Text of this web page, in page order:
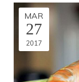
MAR
27
2017